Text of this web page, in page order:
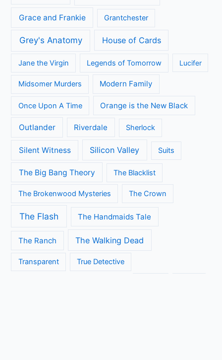
Grace and Frankie Grantchester
Grey's Anatomy House of Cards
Jane the Virgin Legends of Tomorrow Lucifer
Midsomer Murders Modern Family
Once Upon A Time Orange is the New Black
Outlander Riverdale Sherlock
Silent Witness Silicon Valley Suits
The Big Bang Theory The Blacklist
The Brokenwood Mysteries The Crown
The Flash The Handmaids Tale
The Ranch The Walking Dead
Transparent True Detective